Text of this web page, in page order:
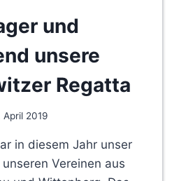
und
unsere
Regatta
April 2019
in diesem Jahr unser
Vereinen aus